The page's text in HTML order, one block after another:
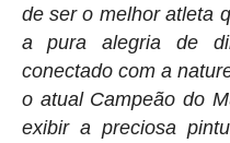
de ser o melhor atleta
a pura alegria de
conectado com a
o atual Campeão do
exibir a preciosa